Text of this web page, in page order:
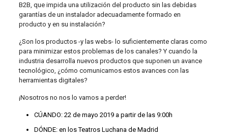
B2B, que impida una utilización del producto sin las debidas
garantías de un instalador adecuadamente formado en
producto y en su instalación?
¿Son los productos -y las webs- lo suficientemente claras como
para minimizar estos problemas de los canales? Y cuando la
industria desarrolla nuevos productos que suponen un avance
tecnológico, ¿cómo comunicamos estos avances con las
herramientas digitales?
¡Nosotros no nos lo vamos a perder!
CÚANDO: 22 de mayo 2019 a partir de las 9:00h
DÓNDE: en los Teatros Luchana de Madrid